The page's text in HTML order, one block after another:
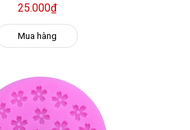
25.000₫
Mua hàng